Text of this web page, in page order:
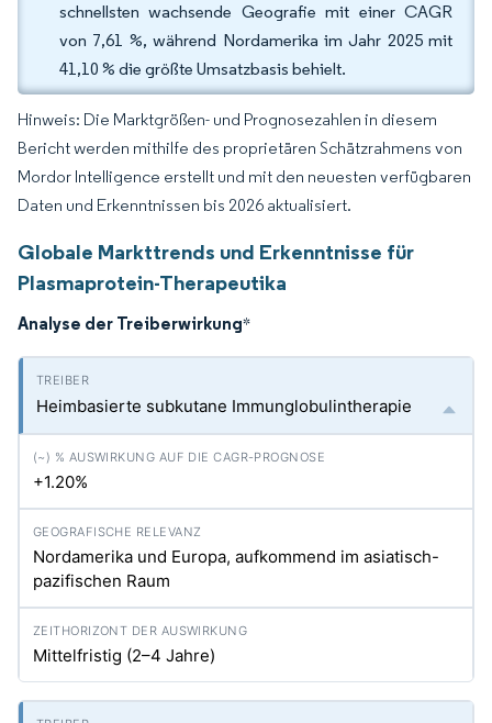
schnellsten wachsende Geografie mit einer CAGR
von 7,61 %, während Nordamerika im Jahr 2025 mit
41,10 % die größte Umsatzbasis behielt.
Hinweis: Die Marktgrößen- und Prognosezahlen in diesem
Bericht werden mithilfe des proprietären Schätzrahmens von
Mordor Intelligence erstellt und mit den neuesten verfügbaren
Daten und Erkenntnissen bis 2026 aktualisiert.
Globale Markttrends und Erkenntnisse für
Plasmaprotein-Therapeutika
Analyse der Treiberwirkung*
Heimbasierte subkutane Immunglobulintherapie
+1.20%
Nordamerika und Europa, aufkommend im asiatisch-
pazifischen Raum
Mittelfristig (2–4 Jahre)